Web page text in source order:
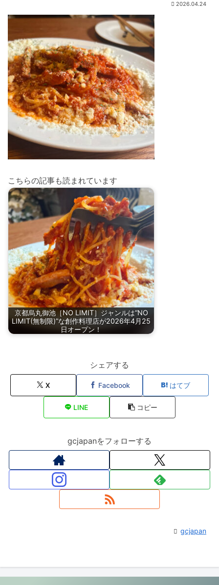
2026.04.24
こちらの記事も読まれています
京都烏丸御池［NO LIMIT］ジャンルは“NO
LIMIT(無制限)”な創作料理店が2026年4月25
日オープン！
シェアする
X Facebook はてブ
LINE コピー
gcjapanをフォローする
gcjapan